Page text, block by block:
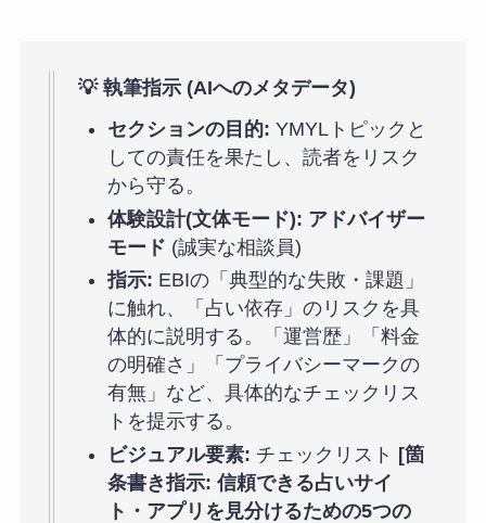
💡 執筆指示 (AIへのメタデータ)
セクションの目的: YMYLトピックと
しての責任を果たし、読者をリスク
から守る。
体験設計(文体モード): アドバイザー
モード (誠実な相談員)
指示: EBIの「典型的な失敗・課題」
に触れ、「占い依存」のリスクを具
体的に説明する。「運営歴」「料金
の明確さ」「プライバシーマークの
有無」など、具体的なチェックリス
トを提示する。
ビジュアル要素: チェックリスト [箇
条書き指示: 信頼できる占いサイ
ト・アプリを見分けるための5つの